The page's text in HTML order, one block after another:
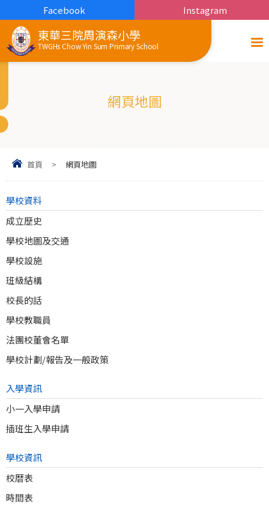
東華三院周演森小學
TWGHs Chow Yin Sum Primary School
Facebook Instagram
網頁地圖
首頁 > 網頁地圖
學校資料
成立歷史
學校地圖及交通
學校設施
班級結構
校長的話
學校教職員
法團校董會名單
學校計劃/報告及一般政策
入學資訊
小一入學申請
插班生入學申請
學校資訊
校曆表
時間表